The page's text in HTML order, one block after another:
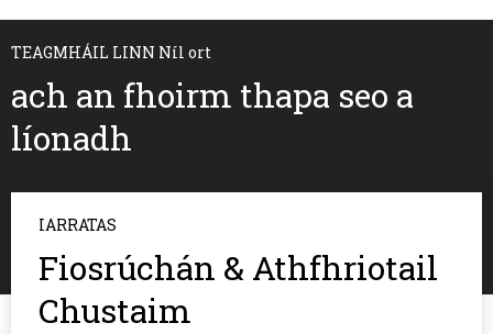
TEAGMHÁIL LINN Níl ort
ach an fhoirm thapa seo a
líonadh
IARRATAS
Fiosrúchán & Athfhriotail
Chustaim